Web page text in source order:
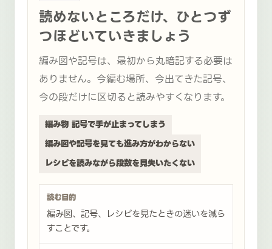
読めないところだけ、ひとつず
つほどいていきましょう
編み図や記号は、最初から丸暗記する必要は
ありません。今編む場所、今出てきた記号、
今の段だけに区切ると読みやすくなります。
編み物 記号で手が止まってしまう
編み図や記号を見ても進み方がわからない
レシピを読みながら段数を見失いたくない
読む目的
編み図、記号、レシピを見たときの迷いを減ら
すことです。